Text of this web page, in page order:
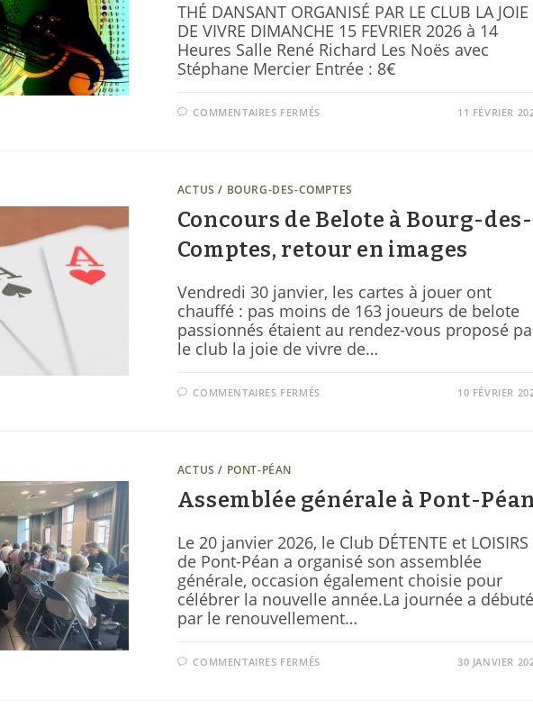
THÉ DANSANT ORGANISÉ PAR LE CLUB LA JOIE
DE VIVRE DIMANCHE 15 FEVRIER 2026 à 14
Heures Salle René Richard Les Noës avec
Stéphane Mercier Entrée : 8€
COMMENTAIRES FERMÉS 11 FÉVRIER
ACTUS / BOURG-DES-COMPTES
Concours de Belote à Bourg-des-
Comptes, retour en images
Vendredi 30 janvier, les cartes à jouer ont
chauffé : pas moins de 163 joueurs de belote
passionnés étaient au rendez-vous proposé
le club la joie de vivre de…
COMMENTAIRES FERMÉS 10 FÉVRIER
ACTUS / PONT-PÉAN
Assemblée générale à Pont-
Le 20 janvier 2026, le Club DÉTENTE et LOISIRS
de Pont-Péan a organisé son assemblée
générale, occasion également choisie pour
célébrer la nouvelle année.La journée a débuté
par le renouvellement…
COMMENTAIRES FERMÉS 30 JANVIER